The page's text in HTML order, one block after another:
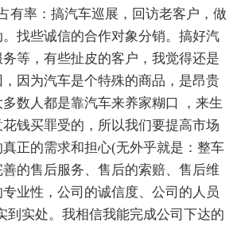
率：搞汽车巡展，回访老客户，做
找些诚信的合作对象分销。搞好汽
等，有些扯皮的客户，我觉得还是
因为汽车是个特殊的商品，是昂贵
数人都是靠汽车来养家糊口 ，来生
钱买罪受的，所以我们要提高市场
正的需求和担心(无外乎就是：整车
的售后服务、售后的索赔、售后维
业性，公司的诚信度、公司的人员
到实处。我相信我能完成公司下达的